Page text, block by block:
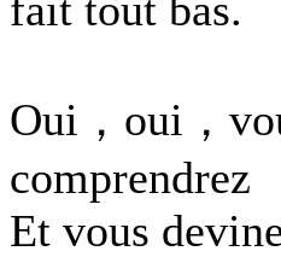
Oui，oui，
comprendrez
Et vous